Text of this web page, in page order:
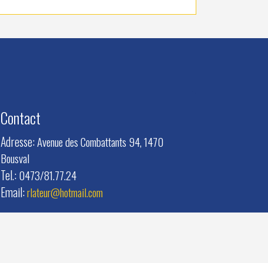
Contact
Adresse:Avenue des Combattants 94, 1470
Bousval
Tel.:0473/81.77.24
Email:rlateur@hotmail.com